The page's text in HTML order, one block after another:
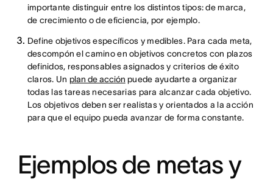
importante distinguir entre los distintos tipos: de marca,
de crecimiento o de eficiencia, por ejemplo.
Define objetivos específicos y medibles. Para cada meta,
descompón el camino en objetivos concretos con plazos
definidos, responsables asignados y criterios de éxito
claros. Un plan de acción puede ayudarte a organizar
todas las tareas necesarias para alcanzar cada objetivo.
Los objetivos deben ser realistas y orientados a la acción
para que el equipo pueda avanzar de forma constante.
Ejemplos de metas y